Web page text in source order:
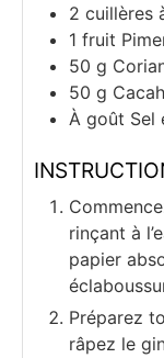
2 cuillères
1 fruit
50 g
50 g
À goût Sel
rinçant à
papier
Préparez
râpez le